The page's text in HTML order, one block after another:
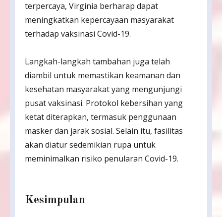
terpercaya, Virginia berharap dapat
meningkatkan kepercayaan masyarakat
terhadap vaksinasi Covid-19.
Langkah-langkah tambahan juga telah
diambil untuk memastikan keamanan dan
kesehatan masyarakat yang mengunjungi
pusat vaksinasi. Protokol kebersihan yang
ketat diterapkan, termasuk penggunaan
masker dan jarak sosial. Selain itu, fasilitas
akan diatur sedemikian rupa untuk
meminimalkan risiko penularan Covid-19.
Kesimpulan